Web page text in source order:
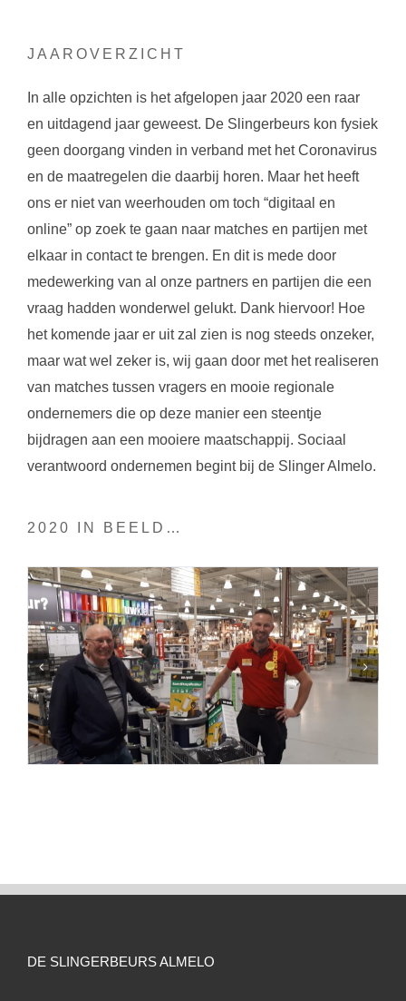
JAAROVERZICHT
In alle opzichten is het afgelopen jaar 2020 een raar
en uitdagend jaar geweest. De Slingerbeurs kon fysiek
geen doorgang vinden in verband met het Coronavirus
en de maatregelen die daarbij horen. Maar het heeft
ons er niet van weerhouden om toch “digitaal en
online” op zoek te gaan naar matches en partijen met
elkaar in contact te brengen. En dit is mede door
medewerking van al onze partners en partijen die een
vraag hadden wonderwel gelukt. Dank hiervoor! Hoe
het komende jaar er uit zal zien is nog steeds onzeker,
maar wat wel zeker is, wij gaan door met het realiseren
van matches tussen vragers en mooie regionale
ondernemers die op deze manier een steentje
bijdragen aan een mooiere maatschappij. Sociaal
verantwoord ondernemen begint bij de Slinger Almelo.
2020 IN BEELD…
DE SLINGERBEURS ALMELO